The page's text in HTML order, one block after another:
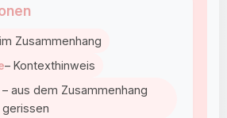
Zusammenhang
– Kontexthinweis
– aus dem Zusammenhang
gerissen